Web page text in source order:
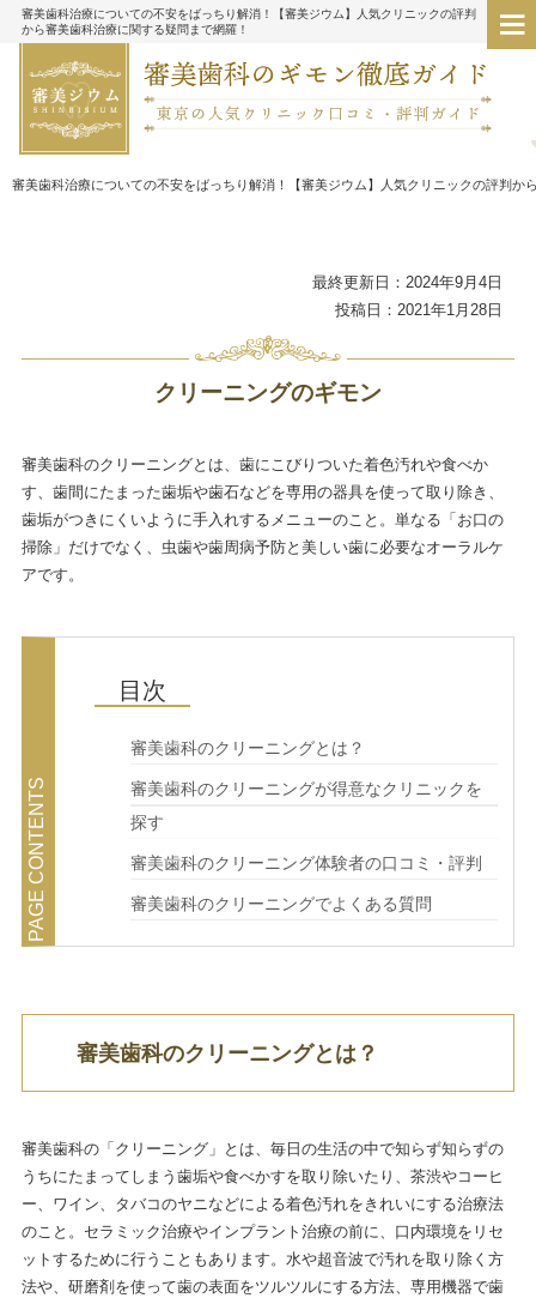
審美歯科治療についての不安をばっちり解消！【審美ジウム】人気クリニックの評判
から審美歯科治療に関する疑問まで網羅！
審美歯科治療についての不安をばっちり解消！【審美ジウム】人気クリニックの評判か
最終更新日：2024年9月4日
投稿日：2021年1月28日
クリーニングのギモン
審美歯科のクリーニングとは、歯にこびりついた着色汚れや食べか
す、歯間にたまった歯垢や歯石などを専用の器具を使って取り除き、
歯垢がつきにくいように手入れするメニューのこと。単なる「お口の
掃除」だけでなく、虫歯や歯周病予防と美しい歯に必要なオーラルケ
アです。
審美歯科のクリーニングとは？
審美歯科のクリーニングが得意なクリニックを
探す
審美歯科のクリーニング体験者の口コミ・評判
審美歯科のクリーニングでよくある質問
審美歯科のクリーニングとは？
審美歯科の「クリーニング」とは、毎日の生活の中で知らず知らずの
うちにたまってしまう歯垢や食べかすを取り除いたり、茶渋やコーヒ
ー、ワイン、タバコのヤニなどによる着色汚れをきれいにする治療法
のこと。セラミック治療やインプラント治療の前に、口内環境をリセ
ットするために行うこともあります。水や超音波で汚れを取り除く方
法や、研磨剤を使って歯の表面をツルツルにする方法、専用機器で歯